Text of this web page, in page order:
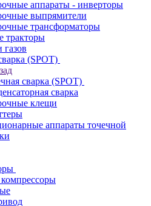
аппараты - инверторы
выпрямители
трансформаторы
тракторы
газов
(SPOT)
сварка (SPOT)
сварка
клещи
аппараты точечной